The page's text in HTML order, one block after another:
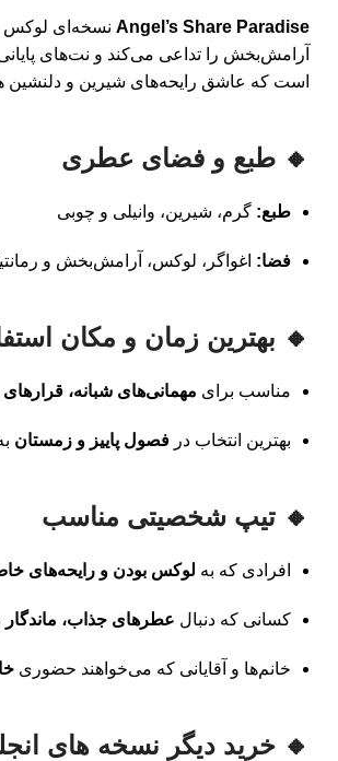
Angel’s Share Paradise نسخه‌ای لوکس
آرامش‌بخش را تداعی می‌کند و نت‌های
است که عاشق رایحه‌های شیرین و دلنشین
🔸 طبع و فضای عطری
طبع: گرم، شیرین، وانیلی و چوبی
فضا: اغواگر، لوکس، آرامش‌بخش و
🔸 بهترین زمان و مکان
مناسب برای مهمانی‌های شبانه،
بهترین انتخاب در فصول پاییز و زمستان
🔸 تیپ شخصیتی مناسب
افرادی که به لوکس بودن و رایحه‌های
کسانی که دنبال عطرهای جذاب، ماندگار
خانم‌ها و آقایانی که می‌خواهند حضوری
🔸 خرید دیگر نسخه های